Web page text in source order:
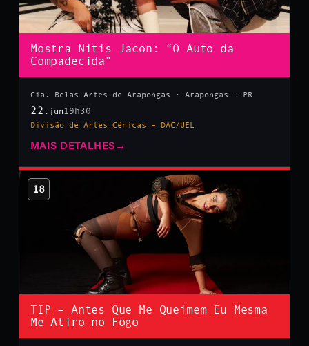
Mostra Nitis Jacon: “O Auto da
Compadecida”
Cia. Belas Artes de Arapongas · Arapongas — PR
22 .jun 19h30
Divisão de Artes Cênicas – DAC/UEL
MAIS DETALHES →
18
TIP – Antes Que Me Queimem Eu Mesma
Me Atiro no Fogo